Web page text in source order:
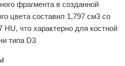
фрагмента в созданной
цвета составил 1,797 см3 со
что характерно для костной
типа D3